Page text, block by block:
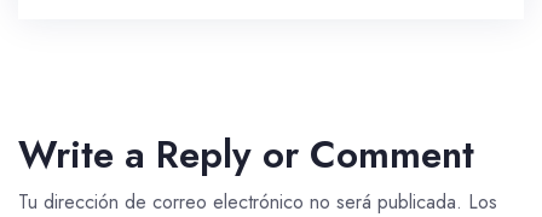
Write a Reply or Comment
Tu dirección de correo electrónico no será publicada. Los